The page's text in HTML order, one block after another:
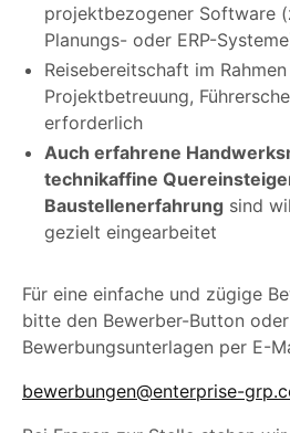
projektbezogener Software
Planungs- oder ERP-
Reisebereitschaft im
Projektbetreuung,
erforderlich
Auch erfahrene
technikaffine
Baustellenerfahrung sind
gezielt eingearbeitet
Für eine einfache und zügige
bitte den Bewerber-Button
Bewerbungsunterlagen per E-
bewerbungen@enterprise-